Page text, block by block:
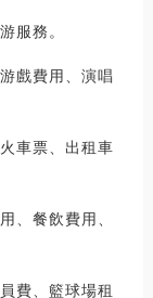
服務。
戲費用、演唱
車票、出租車
、餐飲費用、
費、籃球場租